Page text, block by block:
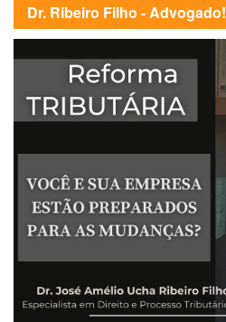
Dr. Ribeiro Filho - Advogado!